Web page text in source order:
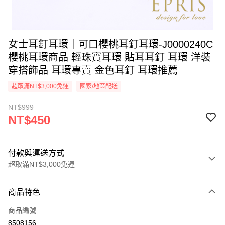
女士耳釘耳環｜可口櫻桃耳釘耳環-J0000240C
櫻桃耳環商品 輕珠寶耳環 貼耳耳釘 耳環 洋裝
穿搭飾品 耳環專賣 金色耳釘 耳環推薦
超取滿NT$3,000免運 國家/地區配送
NT$999
NT$450
付款與運送方式
超取滿NT$3,000免運
信用卡一次付款
信用卡分期付款
商品特色
商品編號
8508156